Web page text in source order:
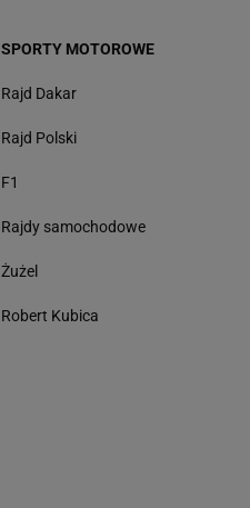
SPORTY MOTOROWE
Rajd Dakar
Rajd Polski
F1
Rajdy samochodowe
Żużel
Robert Kubica